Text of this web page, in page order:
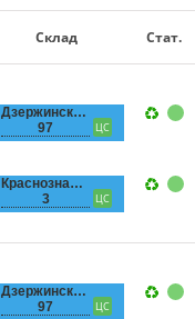
Склад Стат.
Дзержинского,
97
ЦС
Краснознаменная,
3
ЦС
Дзержинского,
97
ЦС